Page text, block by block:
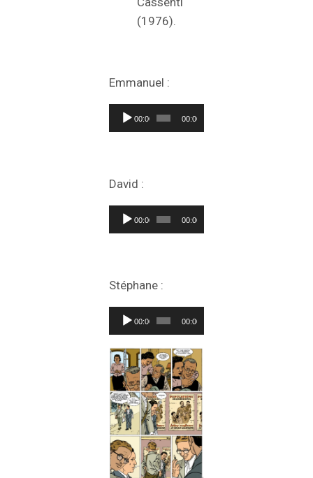
(1976).
Emmanuel :
Lecteur
audio
00:00 00:00
David :
Lecteur
audio
00:00 00:00
Stéphane :
Lecteur
audio
00:00 00:00